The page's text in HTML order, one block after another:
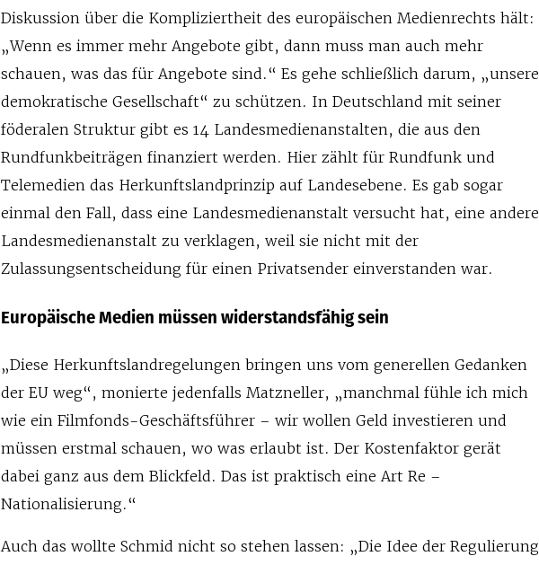
Diskussion über die Kompliziertheit des europäischen Medienrechts hält:
„Wenn es immer mehr Angebote gibt, dann muss man auch mehr
schauen, was das für Angebote sind.“ Es gehe schließlich darum, „unsere
demokratische Gesellschaft“ zu schützen. In Deutschland mit seiner
föderalen Struktur gibt es 14 Landesmedienanstalten, die aus den
Rundfunkbeiträgen finanziert werden. Hier zählt für Rundfunk und
Telemedien das Herkunftslandprinzip auf Landesebene. Es gab sogar
einmal den Fall, dass eine Landesmedienanstalt versucht hat, eine andere
Landesmedienanstalt zu verklagen, weil sie nicht mit der
Zulassungsentscheidung für einen Privatsender einverstanden war.
Europäische Medien müssen widerstandsfähig sein
„Diese Herkunftslandregelungen bringen uns vom generellen Gedanken
der EU weg“, monierte jedenfalls Matzneller, „manchmal fühle ich mich
wie ein Filmfonds-Geschäftsführer – wir wollen Geld investieren und
müssen erstmal schauen, wo was erlaubt ist. Der Kostenfaktor gerät
dabei ganz aus dem Blickfeld. Das ist praktisch eine Art Re –
Nationalisierung.“
Auch das wollte Schmid nicht so stehen lassen: „Die Idee der Regulierung